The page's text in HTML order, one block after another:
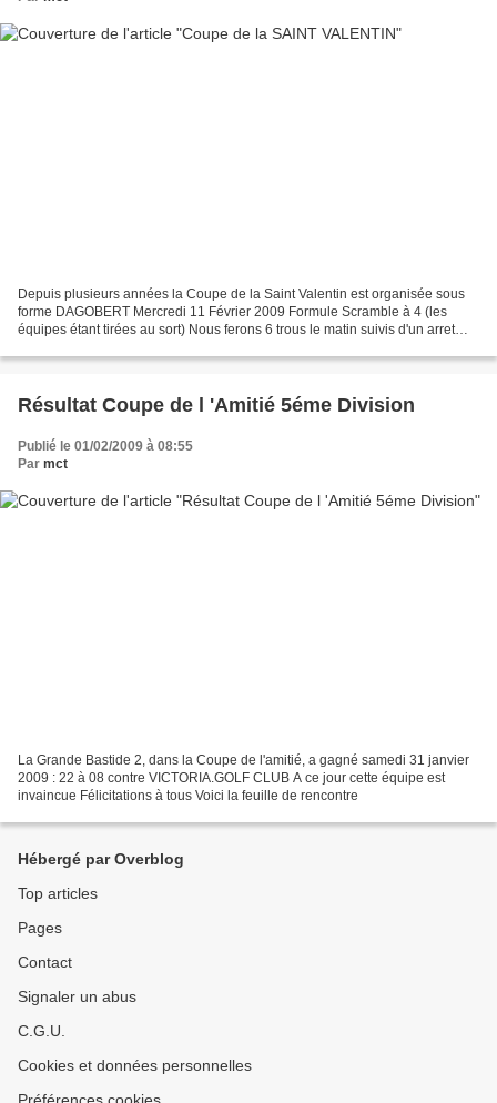
Depuis plusieurs années la Coupe de la Saint Valentin est organisée sous
forme DAGOBERT Mercredi 11 Février 2009 Formule Scramble à 4 (les
équipes étant tirées au sort) Nous ferons 6 trous le matin suivis d'un arret
Résultat Coupe de l 'Amitié 5éme Division
Publié le 01/02/2009 à 08:55
Par mct
La Grande Bastide 2, dans la Coupe de l'amitié, a gagné samedi 31 janvier
2009 : 22 à 08 contre VICTORIA.GOLF CLUB A ce jour cette équipe est
invaincue Félicitations à tous Voici la feuille de rencontre
Hébergé par Overblog
Top articles
Pages
Contact
Signaler un abus
C.G.U.
Cookies et données personnelles